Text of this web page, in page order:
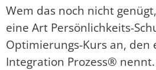
Wem das noch nicht
eine Art Persönlichkeits-
Optimierungs-Kurs an, den
Integration Prozess®